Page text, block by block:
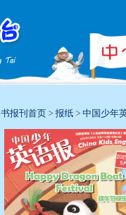
书报刊首页 > 报纸 > 中国少年